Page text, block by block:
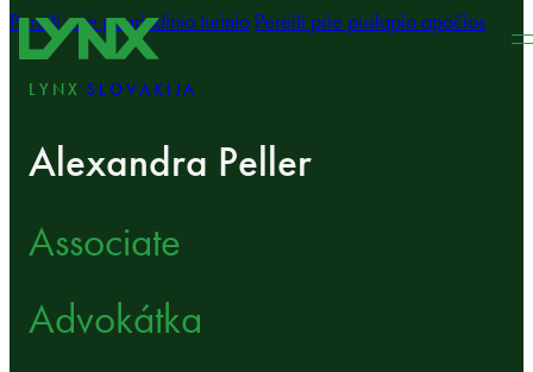
Pereiti prie pagrindinio turinio Pereiti prie puslapio apačios
LYNXSLOVAKIJA
Alexandra Peller
Associate
Advokátka